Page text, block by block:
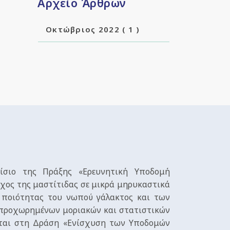
Οκτώβριος 2022 ( 1 )
της Πράξης «Ερευνητική Υποδομή
της μαστίτιδας σε μικρά μηρυκαστικά
του νωπού γάλακτος και των
μοριακών και στατιστικών
στη Δράση «Ενίσχυση των Υποδομών